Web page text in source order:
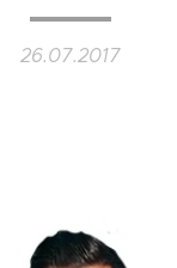
26.07.2017